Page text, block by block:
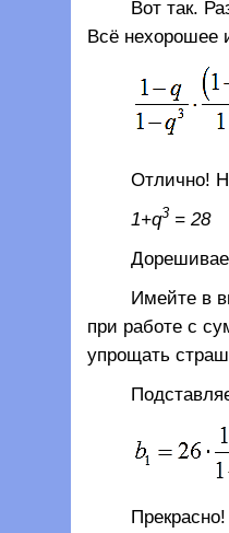
Вот так.
Всё нехорошее
Отлично!
1+q3= 28
Дорешиваем
Имейте в
при работе с
упрощать
Подставляем
Прекрасно!